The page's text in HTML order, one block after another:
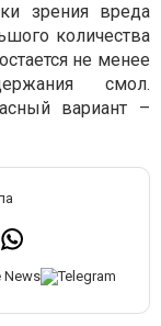
зрения вреда
количества
не менее
смол.
вариант –